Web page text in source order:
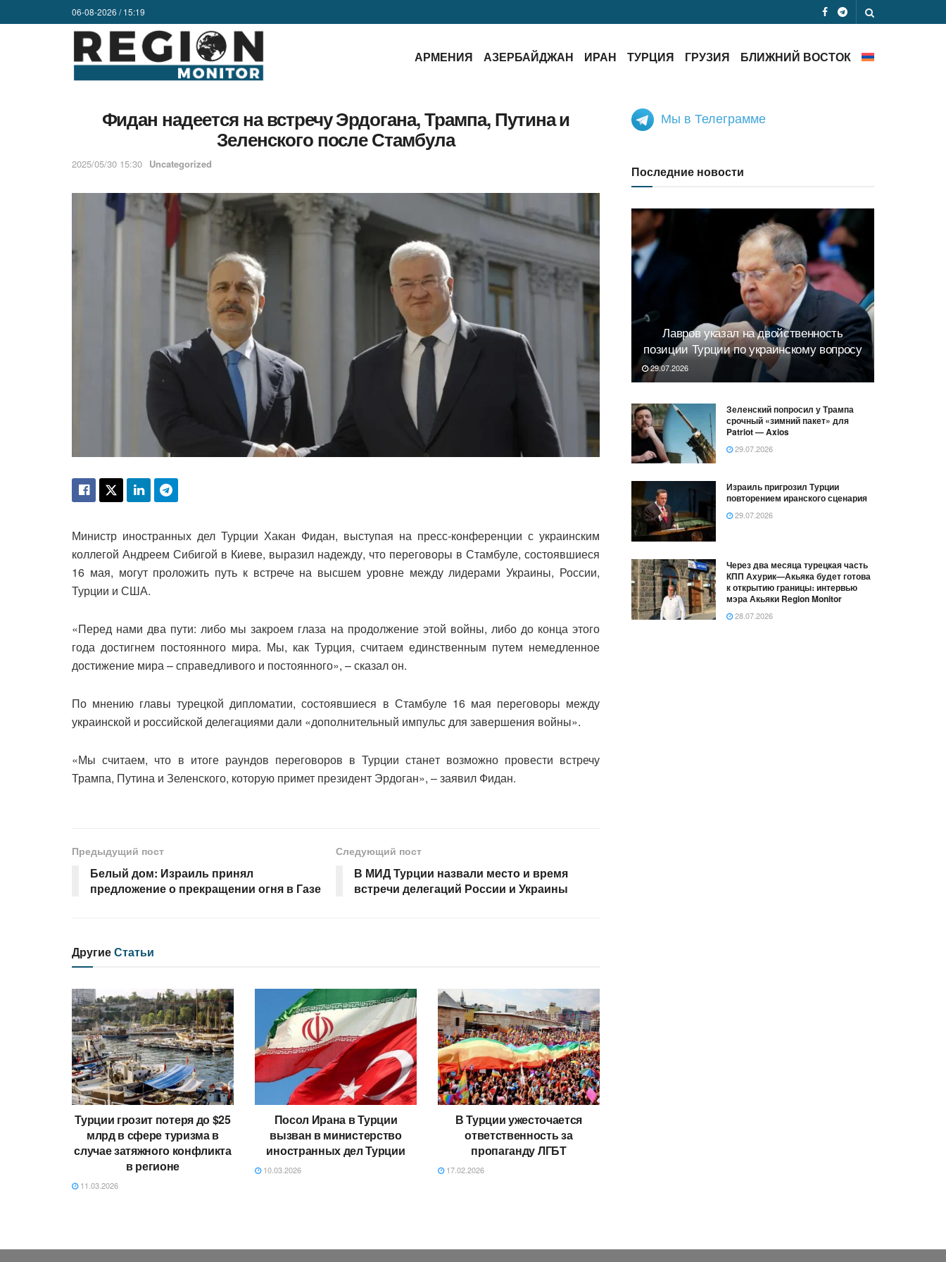
06-08-2026 / 15:19
АРМЕНИЯ АЗЕРБАЙДЖАН ИРАН ТУРЦИЯ ГРУЗИЯ БЛИЖНИЙ ВОСТОК
Фидан надеется на встречу Эрдогана, Трампа, Путина и
Зеленского после Стамбула
2025/05/30 15:30 Uncategorized
Министр иностранных дел Турции Хакан Фидан, выступая на пресс-конференции с украинским
коллегой Андреем Сибигой в Киеве, выразил надежду, что переговоры в Стамбуле, состоявшиеся
16 мая, могут проложить путь к встрече на высшем уровне между лидерами Украины, России,
Турции и США.
«Перед нами два пути: либо мы закроем глаза на продолжение этой войны, либо до конца этого
года достигнем постоянного мира. Мы, как Турция, считаем единственным путем немедленное
достижение мира – справедливого и постоянного», – сказал он.
По мнению главы турецкой дипломатии, состоявшиеся в Стамбуле 16 мая переговоры между
украинской и российской делегациями дали «дополнительный импульс для завершения войны».
«Мы считаем, что в итоге раундов переговоров в Турции станет возможно провести встречу
Трампа, Путина и Зеленского, которую примет президент Эрдоган», – заявил Фидан.
Предыдущий пост
Белый дом: Израиль принял
предложение о прекращении огня в Газе
Следующий пост
В МИД Турции назвали место и время
встречи делегаций России и Украины
ДругиеСтатьи
Турции грозит потеря до $25
млрд в сфере туризма в
случае затяжного конфликта
в регионе
11.03.2026
Посол Ирана в Турции
вызван в министерство
иностранных дел Турции
10.03.2026
В Турции ужесточается
ответственность за
пропаганду ЛГБТ
17.02.2026
Мы в Телеграмме
Последние новости
Лавров указал на двойственность
позиции Турции по украинскому вопросу
29.07.2026
Зеленский попросил у Трампа
срочный «зимний пакет» для
Patriot — Axios
29.07.2026
Израиль пригрозил Турции
повторением иранского сценария
29.07.2026
Через два месяца турецкая часть
КПП Ахурик—Акьяка будет готова
к открытию границы։ интервью
мэра Акьяки Region Monitor
28.07.2026